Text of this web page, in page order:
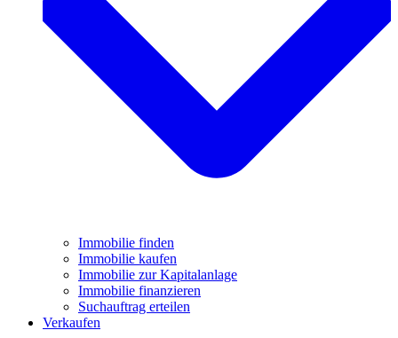
Immobilie finden
Immobilie kaufen
Immobilie zur Kapitalanlage
Immobilie finanzieren
Suchauftrag erteilen
Verkaufen